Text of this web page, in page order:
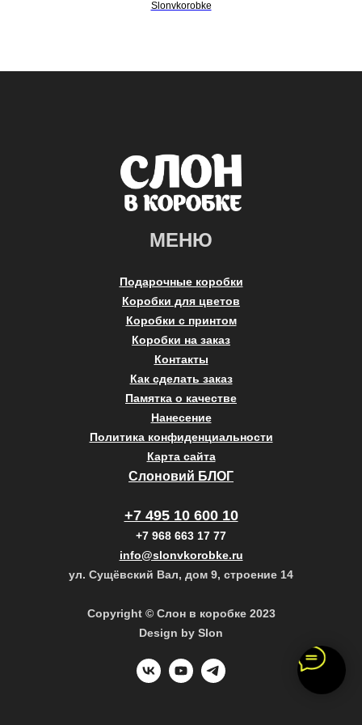
Slonvkorobke
МЕНЮ
Подарочные коробки
Коробки для цветов
Коробки с принтом
Коробки на заказ
Контакты
Как сделать заказ
Памятка о качестве
Нанесение
Политика конфиденциальности
Карта сайта
Слоновий БЛОГ
+7 495 10 600 10
+7 968 663 17 77
info@slonvkorobke.ru
ул. Сущёвский Вал, дом 9, строение 14
Copyright © Слон в коробке 2023
Design by Slon